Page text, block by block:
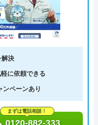
解決
に依頼できる
ンペーンあり
まずは電話相談！